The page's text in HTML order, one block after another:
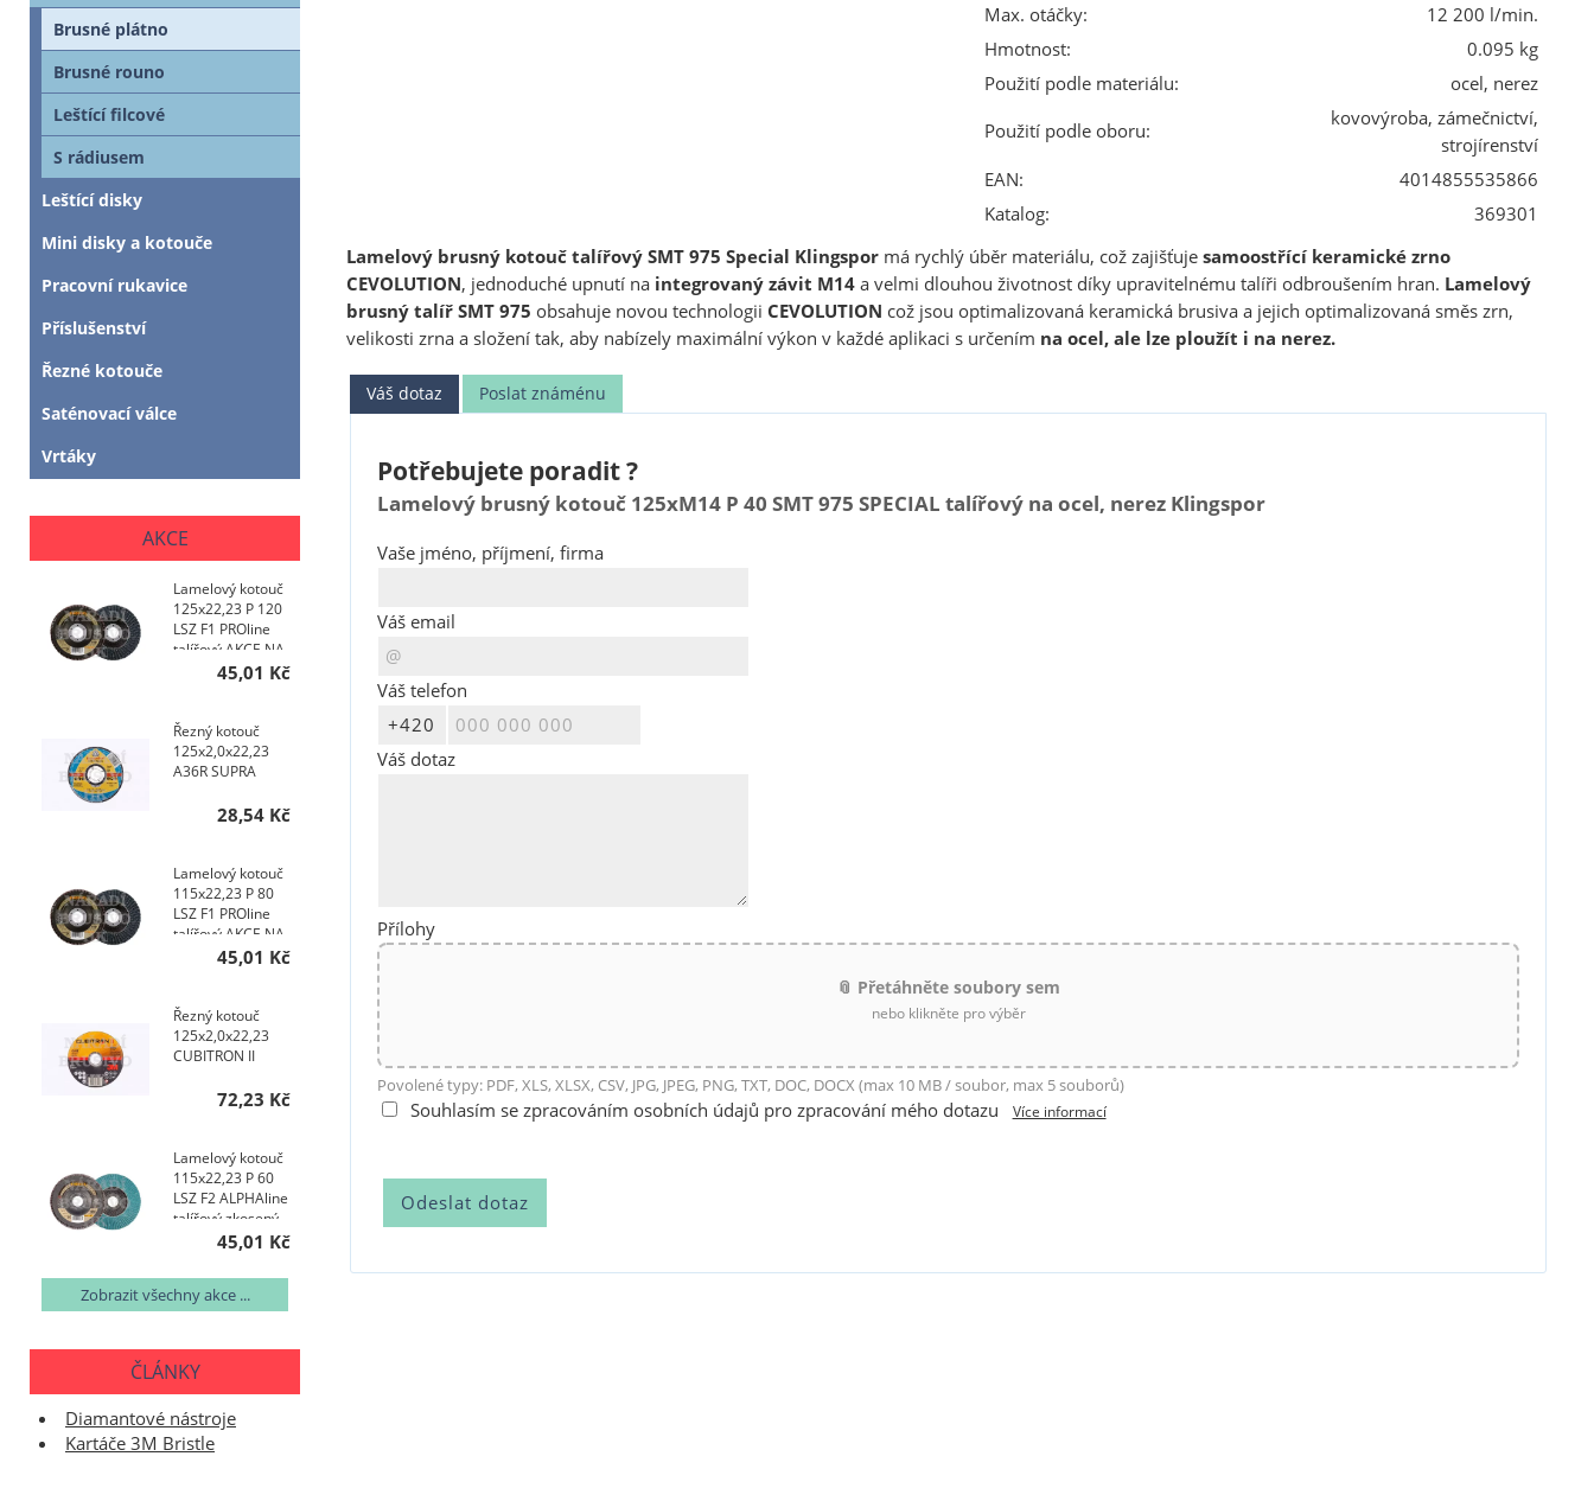
Max. otáčky:
12 200 l/min.
Hmotnost:
0.095 kg
Použití podle materiálu:
ocel, nerez
Použití podle oboru:
kovovýroba, zámečnictví,
strojírenství
EAN:
4014855535866
Katalog:
369301
Lamelový brusný kotouč talířový SMT 975 Special Klingspor má rychlý úběr materiálu, což zajišťujesamoostřící keramické zrno
CEVOLUTION, jednoduché upnutí na integrovaný závit M14a velmi dlouhou životnost díky upravitelnému talíři odbroušením hran. Lamelový
brusný talíř SMT 975 obsahuje novou technologii CEVOLUTION což jsou optimalizovaná keramická brusiva a jejich optimalizovaná směs zrn,
velikosti zrna a složení tak, aby nabízely maximální výkon v každé aplikaci s určením na ocel, ale lze ploužít i na nerez.
Váš dotaz Poslat známénu
Potřebujete poradit ?
Lamelový brusný kotouč 125xM14 P 40 SMT 975 SPECIAL talířový na ocel, nerez Klingspor
Vaše jméno, příjmení, firma
Váš email
Váš telefon
Váš dotaz
Přílohy
📎 Přetáhněte soubory sem
nebo klikněte pro výběr
Povolené typy: PDF, XLS, XLSX, CSV, JPG, JPEG, PNG, TXT, DOC, DOCX (max 10 MB / soubor, max 5 souborů)
Souhlasím se zpracováním osobních údajů pro zpracování mého dotazu Více informací
Brusné plátno
Brusné rouno
Leštící filcové
S rádiusem
Leštící disky
Mini disky a kotouče
Pracovní rukavice
Příslušenství
Řezné kotouče
Saténovací válce
Vrtáky
AKCE
Lamelový kotouč
125x22,23 P 120
LSZ F1 PROline
talířový AKCE NA
400 KS45,01 Kč
Řezný kotouč
125x2,0x22,23
A36R SUPRA
28,54 Kč
Lamelový kotouč
115x22,23 P 80
LSZ F1 PROline
talířový AKCE NA
200 KS45,01 Kč
Řezný kotouč
125x2,0x22,23
CUBITRON II
72,23 Kč
Lamelový kotouč
115x22,23 P 60
LSZ F2 ALPHAline
talířový zkosený
AKCE NA 200 KS
45,01 Kč
Zobrazit všechny akce ...
ČLÁNKY
Diamantové nástroje
Kartáče 3M Bristle